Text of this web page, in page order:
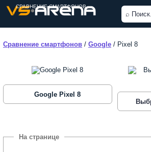
СРАВНЕНИЕ СМАРТФОНОВ
⌕
Сравнение смартфонов / Google / Pixel 8
Google Pixel 8